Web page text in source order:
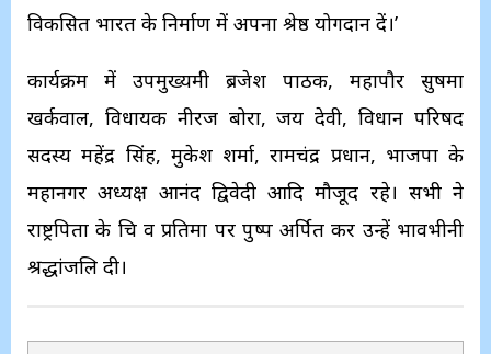
विकसित भारत के निर्माण में अपना श्रेष्ठ योगदान दें।’
कार्यक्रम में उपमुख्यमंत्री ब्रजेश पाठक, महापौर सुषमा
खर्कवाल, विधायक नीरज बोरा, जय देवी, विधान परिषद
सदस्य महेंद्र सिंह, मुकेश शर्मा, रामचंद्र प्रधान, भाजपा के
महानगर अध्यक्ष आनंद द्विवेदी आदि मौजूद रहे। सभी ने
राष्ट्रपिता के चित्र व प्रतिमा पर पुष्प अर्पित कर उन्हें भावभीनी
श्रद्धांजलि दी।